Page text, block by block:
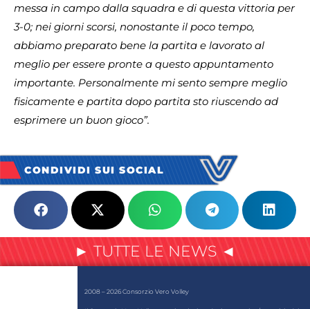
messa in campo dalla squadra e di questa vittoria per
3-0; nei giorni scorsi, nonostante il poco tempo,
abbiamo preparato bene la partita e lavorato al
meglio per essere pronte a questo appuntamento
importante. Personalmente mi sento sempre meglio
fisicamente e partita dopo partita sto riuscendo ad
esprimere un buon gioco”.
CONDIVIDI SUI SOCIAL
► TUTTE LE NEWS ◄
2008 – 2026 Consorzio Vero Volley